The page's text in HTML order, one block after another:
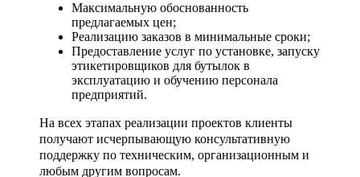
Максимальную обоснованность
предлагаемых цен;
Реализацию заказов в минимальные сроки;
Предоставление услуг по установке, запуску
этикетировщиков для бутылок в
эксплуатацию и обучению персонала
предприятий.
На всех этапах реализации проектов клиенты
получают исчерпывающую консультативную
поддержку по техническим, организационным и
любым другим вопросам.